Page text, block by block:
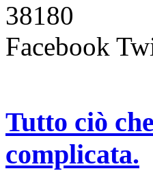
38180
Facebook
Tutto ciò
complicata.